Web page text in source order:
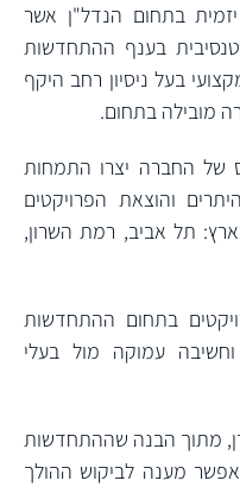
בתחום הנדל"ן אשר
בענף ההתחדשות
בעל ניסיון רחב היקף
מובילה בתחום.
של החברה יצרו התמחות
והוצאת הפרויקטים
תל אביב, רמת השרון,
בתחום ההתחדשות
עמוקה מול בעלי
מתוך הבנה שההתחדשות
מענה לביקוש ההולך